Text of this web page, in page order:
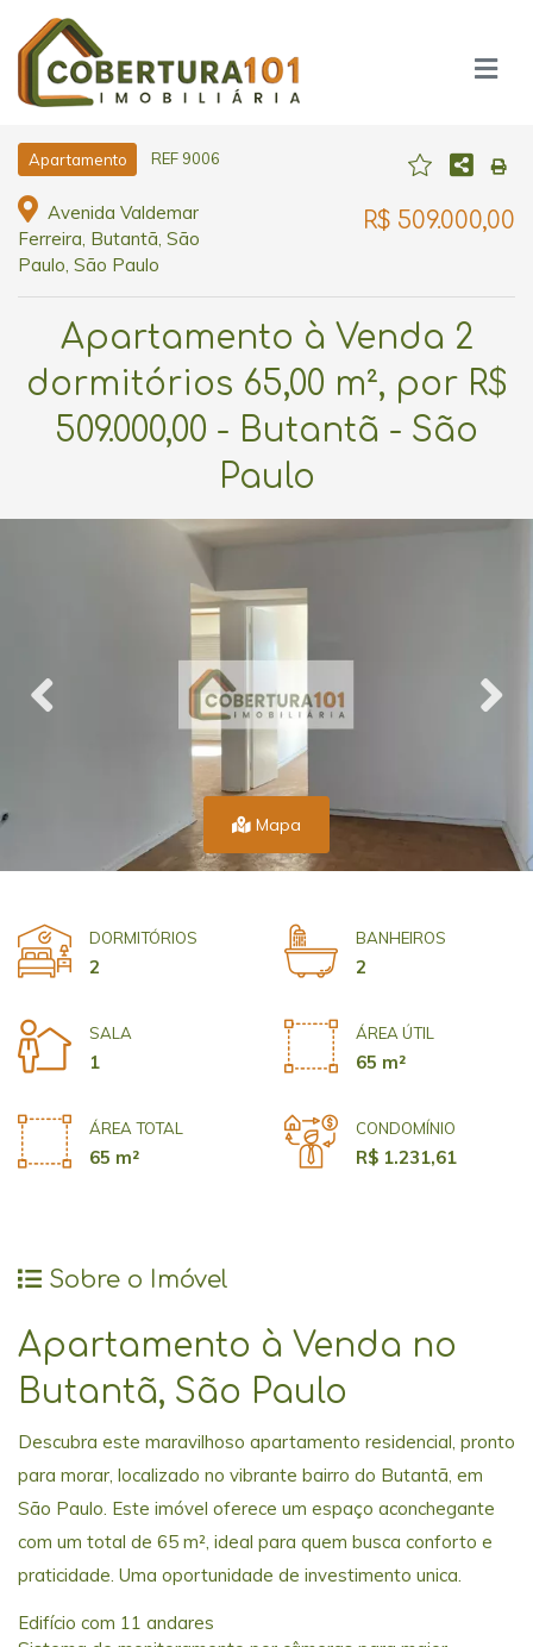
Apartamento REF 9006
Avenida Valdemar
Ferreira, Butantã, São
Paulo, São Paulo
R$ 509.000,00
Apartamento à Venda 2
dormitórios 65,00 m², por R$
509.000,00 - Butantã - São
Paulo
Mapa
DORMITÓRIOS
2
BANHEIROS
2
SALA
1
ÁREA ÚTIL
65 m²
ÁREA TOTAL
65 m²
CONDOMÍNIO
R$ 1.231,61
Sobre o Imóvel
Apartamento à Venda no
Butantã, São Paulo
Descubra este maravilhoso apartamento residencial, pronto
para morar, localizado no vibrante bairro do Butantã, em
São Paulo. Este imóvel oferece um espaço aconchegante
com um total de 65 m², ideal para quem busca conforto e
praticidade. Uma oportunidade de investimento unica.
Edifício com 11 andares